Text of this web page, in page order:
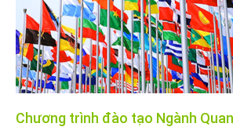
Chương trình đào tạo Ngành